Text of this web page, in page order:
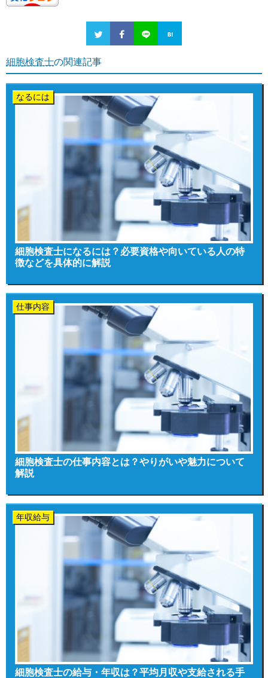
細胞検査士の関連記事
なるには
細胞検査士になるには？必要資格や向いている人の特
徴などを具体的に解説
仕事内容
細胞検査士の仕事内容とは？やりがいや魅力について
解説
年収給与
細胞検査士の給与・年収は？平均月収や支給される手